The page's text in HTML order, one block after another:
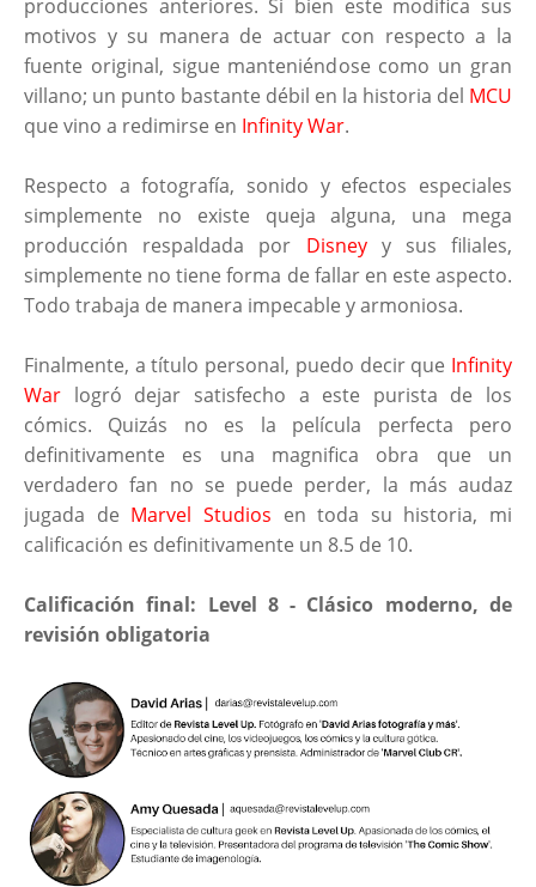
producciones anteriores. Si bien este modifica sus
motivos y su manera de actuar con respecto a la
fuente original, sigue manteniéndose como un gran
villano; un punto bastante débil en la historia del MCU
que vino a redimirse en Infinity War.
Respecto a fotografía, sonido y efectos especiales
simplemente no existe queja alguna, una mega
producción respaldada por Disneyy sus filiales,
simplemente no tiene forma de fallar en este aspecto.
Todo trabaja de manera impecable y armoniosa.
Finalmente, a título personal, puedo decir que Infinity
War logró dejar satisfecho a este purista de los
cómics. Quizás no es la película perfecta pero
definitivamente es una magnifica obra que un
verdadero fan no se puede perder, la más audaz
jugada de Marvel Studios en toda su historia, mi
calificación es definitivamente un 8.5 de 10.
Calificación final: Level 8 - Clásico moderno, de
revisión obligatoria